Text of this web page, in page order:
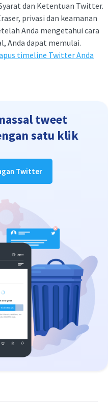
dan Ketentuan Twitter.
privasi dan keamanan
Anda mengetahui cara
Anda dapat memulai.
timeline Twitter Anda
tweet
satu klik
Twitter